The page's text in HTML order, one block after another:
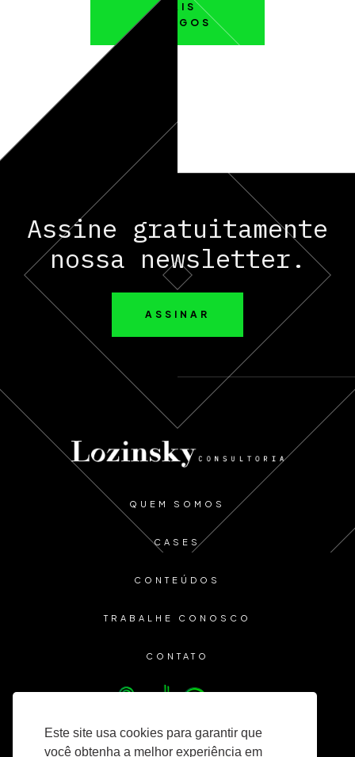
MAIS
ARTIGOS
Assine gratuitamente
nossa newsletter.
ASSINAR
QUEM SOMOS
CASES
CONTEÚDOS
TRABALHE CONOSCO
CONTATO
Este site usa cookies para garantir que
você obtenha a melhor experiência em